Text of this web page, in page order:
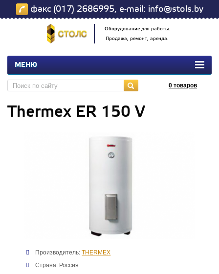
факс (017) 2686995, e-mail: info@stols.by
Оборудование для работы.
Продажа, ремонт, аренда.
МЕНЮ
0 товаров
Thermex ER 150 V
Производитель:THERMEX
Страна: Россия